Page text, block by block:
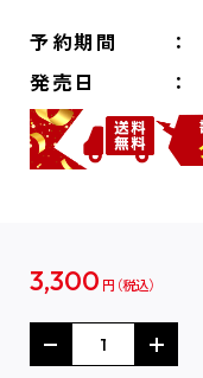
予約期間
発売日
3,300 円